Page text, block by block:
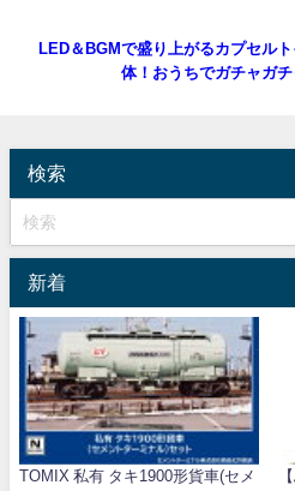
LED＆BGMで盛り上がるカプセル
体！おうちでガチャガ
検索
新着
TOMIX 私有 タキ1900形貨車(セメ